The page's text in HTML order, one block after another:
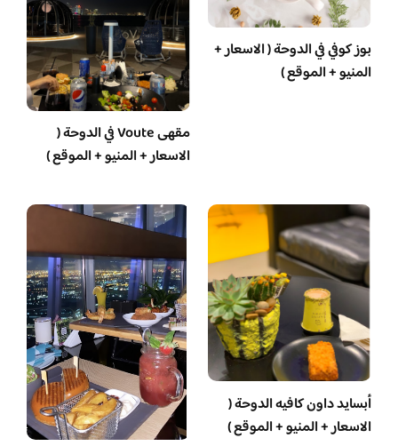
بوز كوفي في الدوحة ( الاسعار +
المنيو + الموقع )
مقهى Voute في الدوحة (
الاسعار + المنيو + الموقع )
أبسايد داون كافيه الدوحة (
الاسعار + المنيو + الموقع )